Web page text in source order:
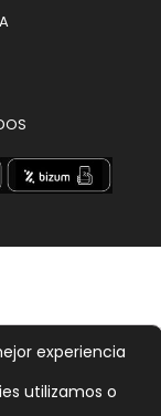
experiencia
utilizamos o